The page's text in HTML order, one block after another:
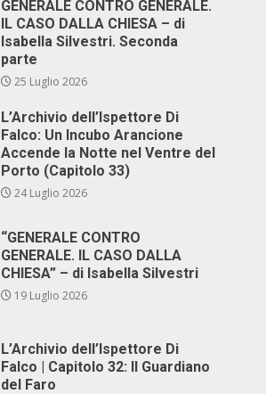
GENERALE CONTRO GENERALE.
IL CASO DALLA CHIESA – di
Isabella Silvestri. Seconda
parte
25 Luglio 2026
L’Archivio dell’Ispettore Di
Falco: Un Incubo Arancione
Accende la Notte nel Ventre del
Porto (Capitolo 33)
24 Luglio 2026
“GENERALE CONTRO
GENERALE. IL CASO DALLA
CHIESA” – di Isabella Silvestri
19 Luglio 2026
L’Archivio dell’Ispettore Di
Falco | Capitolo 32: Il Guardiano
del Faro